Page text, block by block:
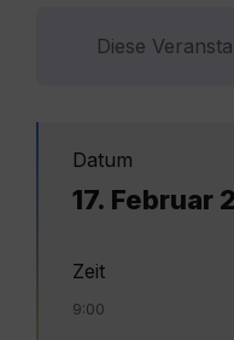
Diese
Datum
17. Februar
Zeit
9:00